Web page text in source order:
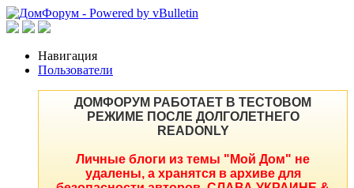
Навигация
Пользователи
ДОМФОРУМ РАБОТАЕТ В ТЕСТОВОМ
РЕЖИМЕ ПОСЛЕ ДОЛГОЛЕТНЕГО
READONLY
Личные блоги из темы "Мой Дом" не
удалены, а хранятся в архиве для